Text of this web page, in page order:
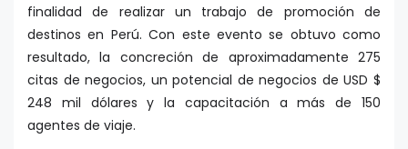
finalidad de realizar un trabajo de promoción de
destinos en Perú. Con este evento se obtuvo como
resultado, la concreción de aproximadamente 275
citas de negocios, un potencial de negocios de USD $
248 mil dólares y la capacitación a más de 150
agentes de viaje.